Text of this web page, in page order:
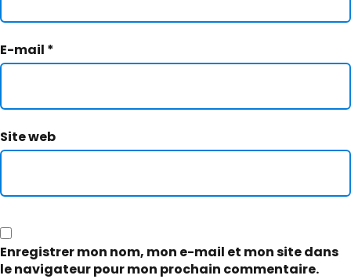
E-mail *
Site web
Enregistrer mon nom, mon e-mail et mon site dans
le navigateur pour mon prochain commentaire.